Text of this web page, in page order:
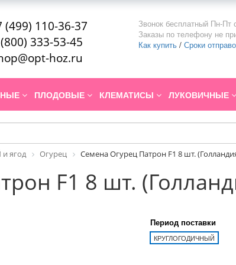
(499) 110-36-37
333-53-45
hoz.ru
Звонок бесплатный Пн-Пт
Заказы по телефону не
Как купить / Сроки
ПЛОДОВЫЕ КЛЕМАТИСЫ ЛУКОВИЧНЫЕ
ягод Огурец Семена Огурец Патрон F1 8 шт.
F1 8 шт.
Период поставки
КРУГЛОГОДИЧНЫЙ